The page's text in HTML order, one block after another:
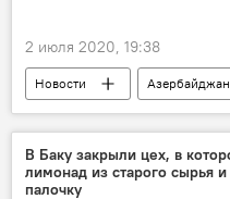
2 июля 2020, 19:38
Новости
Азербайджан
Происшествия
ЖИЗНЬ
Балакенский район
Браконьеры
В Баку закрыли цех, в
лимонад из старого сырья
палочку